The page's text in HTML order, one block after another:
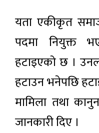
यता एकीकृत
पदमा नियुक्त
हटाइएको छ ।
हटाउन भनेपछि
मामिला तथा
जानकारी दिए ।